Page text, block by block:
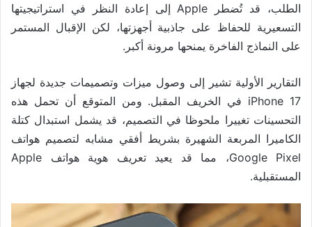
الطلب، قد تُضطر Apple إلى إعادة النظر في استراتيجيتها
التسعيرية للحفاظ على جاذبية أجهزتها، لكن الإقبال المستمر
على النماذج الفاخرة يمنحها مرونة أكبر.
التقارير الأولية تشير إلى وصول ميزات وتصميمات جديدة لجهاز
iPhone 17 في الخريف المقبل. ومن المتوقع أن تحمل هذه
التحسينات تغييرا ملحوظا في التصميم، قد يشمل استبدال كتلة
الكاميرا المربعة الشهيرة بشريط أفقي مشابه لتصميم هواتف
Google Pixel، مما قد يعيد تعريف هوية هواتف Apple
المستقبلية.